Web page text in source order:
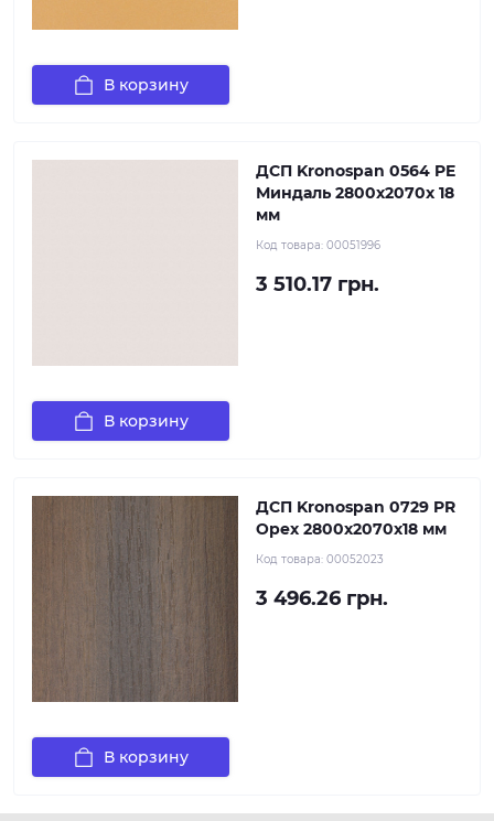
В корзину
ДСП Kronospan 0564 PE
Миндаль 2800x2070x 18
мм
Код товара: 00051996
3 510.17 грн.
В корзину
ДСП Kronospan 0729 PR
Орех 2800x2070x18 мм
Код товара: 00052023
3 496.26 грн.
В корзину